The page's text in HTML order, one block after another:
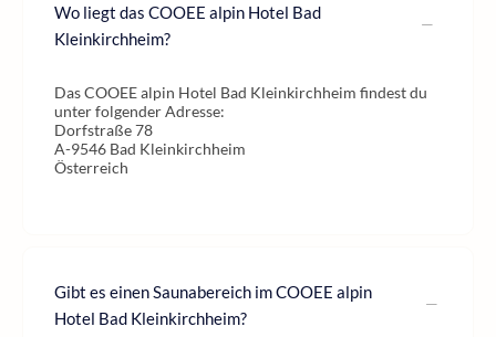
Wo liegt das COOEE alpin Hotel Bad
Kleinkirchheim?
Das COOEE alpin Hotel Bad Kleinkirchheim findest du
unter folgender Adresse:
Dorfstraße 78
A-9546 Bad Kleinkirchheim
Österreich
Gibt es einen Saunabereich im COOEE alpin
Hotel Bad Kleinkirchheim?